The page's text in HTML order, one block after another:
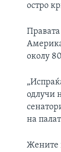
остро
околу
одлучи
на
Жените